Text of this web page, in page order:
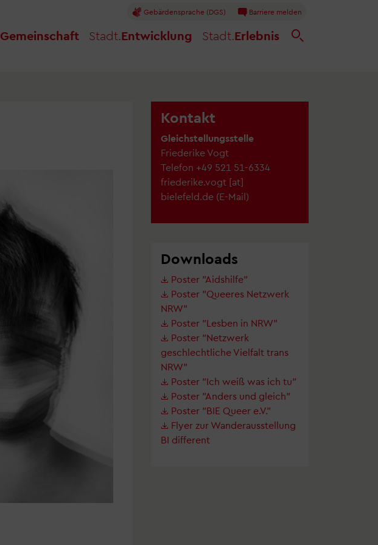
Gemeinschaft Stadt.Entwicklung Stadt.Erlebnis
Gebärdensprache (DGS) Barriere melden
Kontakt
Gleichstellungsstelle
Friederike Vogt
Telefon +49 521 51-6334
friederike.vogt [at]
bielefeld.de (E-Mail)
Downloads
Poster "Aidshilfe"
Poster "Queeres Netzwerk
NRW"
Poster "Lesben in NRW"
Poster "Netzwerk
geschlechtliche Vielfalt trans
NRW"
Poster "Ich weiß was ich tu"
Poster "Anders und gleich"
Poster "BIE Queer e.V."
Flyer zur Wanderausstellung
BI different